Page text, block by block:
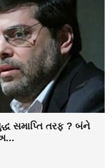
સમાપ્તિ તરફ ? બંને